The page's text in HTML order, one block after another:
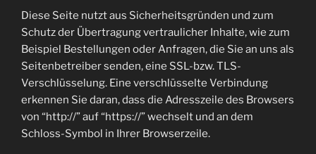
Diese Seite nutzt aus Sicherheitsgründen und zum
Schutz der Übertragung vertraulicher Inhalte, wie zum
Beispiel Bestellungen oder Anfragen, die Sie an uns als
Seitenbetreiber senden, eine SSL-bzw. TLS-
Verschlüsselung. Eine verschlüsselte Verbindung
erkennen Sie daran, dass die Adresszeile des Browsers
von “http://” auf “https://” wechselt und an dem
Schloss-Symbol in Ihrer Browserzeile.